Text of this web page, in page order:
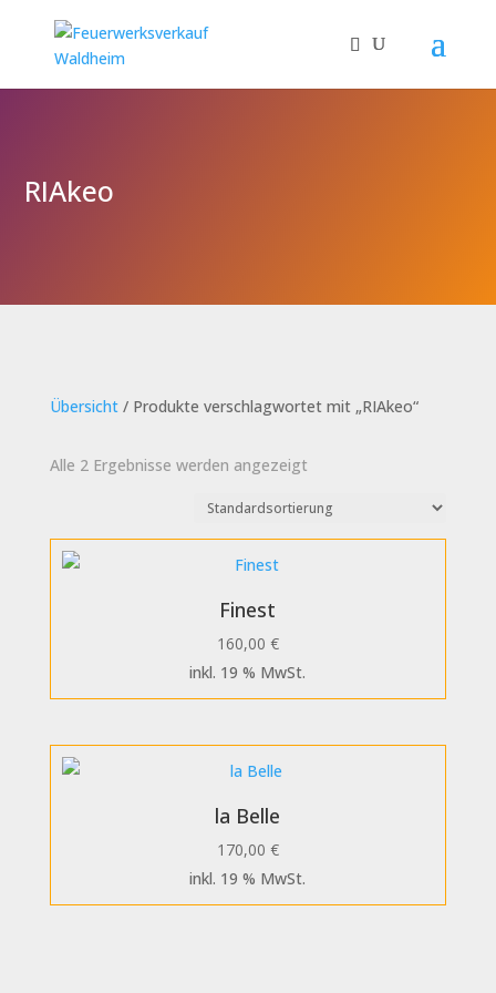
RIAkeo
Übersicht/ Produkte verschlagwortet mit „RIAkeo“
Alle 2 Ergebnisse werden angezeigt
Finest
160,00 €
inkl. 19 % MwSt.
la Belle
170,00 €
inkl. 19 % MwSt.